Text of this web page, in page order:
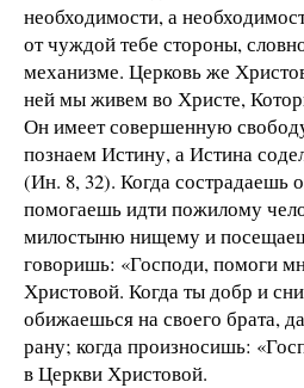
необходимости, а
от чуждой тебе стороны,
механизме. Церковь же
ней мы живем во Христе,
Он имеет совершенную
познаем Истину, а Истина
(Ин. 8, 32). Когда сострадаешь
помогаешь идти пожилому
милостыню нищему и
говоришь: «Господи, помоги
Христовой. Когда ты добр и
обижаешься на своего брата,
рану; когда произносишь:
в Церкви Христовой.